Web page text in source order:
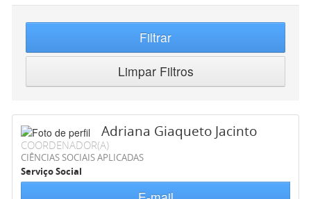
Filtrar
Limpar Filtros
Adriana Giaqueto Jacinto
COORDENADOR(A)
CIÊNCIAS SOCIAIS APLICADAS
Serviço Social